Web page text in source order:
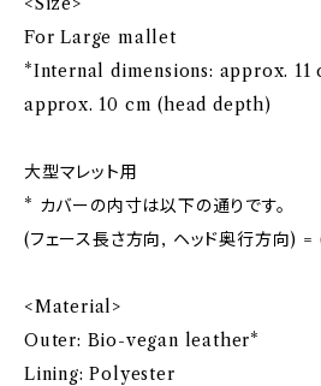
For Large mallet
*Internal dimensions: approx. 11
approx. 10 cm (head depth)
大型マレット用
* カバーの内寸は以下の通りです。
(フェース長さ方向, ヘッド奥行方向)
<Material>
Outer: Bio-vegan leather*
Lining: Polyester